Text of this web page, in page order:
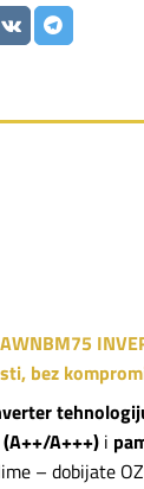
bez
A+++) i
– dobijate